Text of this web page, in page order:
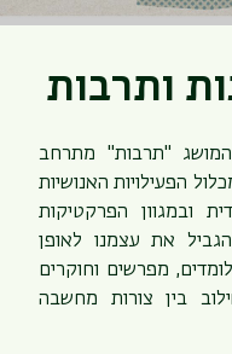
ותרבות
"תרבות" מתרחב
הפעילויות האנושיות
ובמגוון הפרקטיקות
את עצמנו לאופן
מפרשים וחוקרים
בין צורות מחשבה